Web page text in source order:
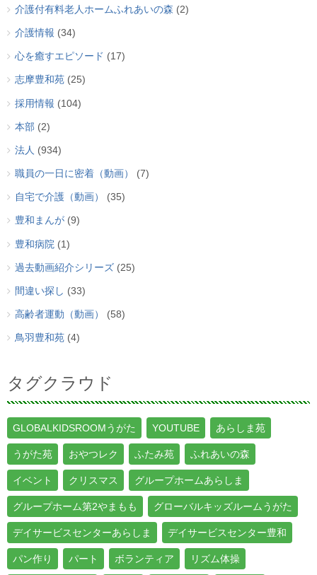
介護付有料老人ホームふれあいの森 (2)
介護情報 (34)
心を癒すエピソード (17)
志摩豊和苑 (25)
採用情報 (104)
本部 (2)
法人 (934)
職員の一日に密着（動画） (7)
自宅で介護（動画） (35)
豊和まんが (9)
豊和病院 (1)
過去動画紹介シリーズ (25)
間違い探し (33)
高齢者運動（動画） (58)
鳥羽豊和苑 (4)
タグクラウド
GLOBALKIDSROOMうがた YOUTUBE あらしま苑
うがた苑 おやつレク ふたみ苑 ふれあいの森
イベント クリスマス グループホームあらしま
グループホーム第2やまもも グローバルキッズルームうがた
デイサービスセンターあらしま デイサービスセンター豊和
パン作り パート ボランティア リズム体操